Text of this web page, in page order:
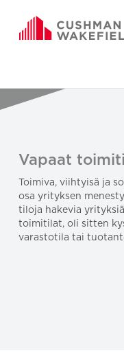
Vapaat
Toimiva, viihtyisä ja
osa yrityksen
tiloja hakevia
toimitilat, oli sitten
varastotila tai